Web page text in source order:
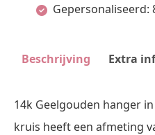
Gepersonaliseerd:
Beschrijving Extra
14k Geelgouden hanger
kruis heeft een afmeting